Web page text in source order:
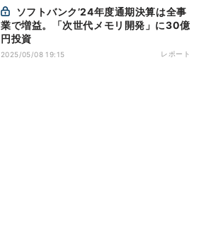
業で増益。「次世代メモリ開発」に30億
円投資
2025/05/08 19:15 レポート